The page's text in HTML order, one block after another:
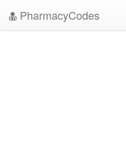
PharmacyCodes